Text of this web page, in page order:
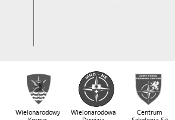
Wielonarodowy
Wielonarodowa
Centrum